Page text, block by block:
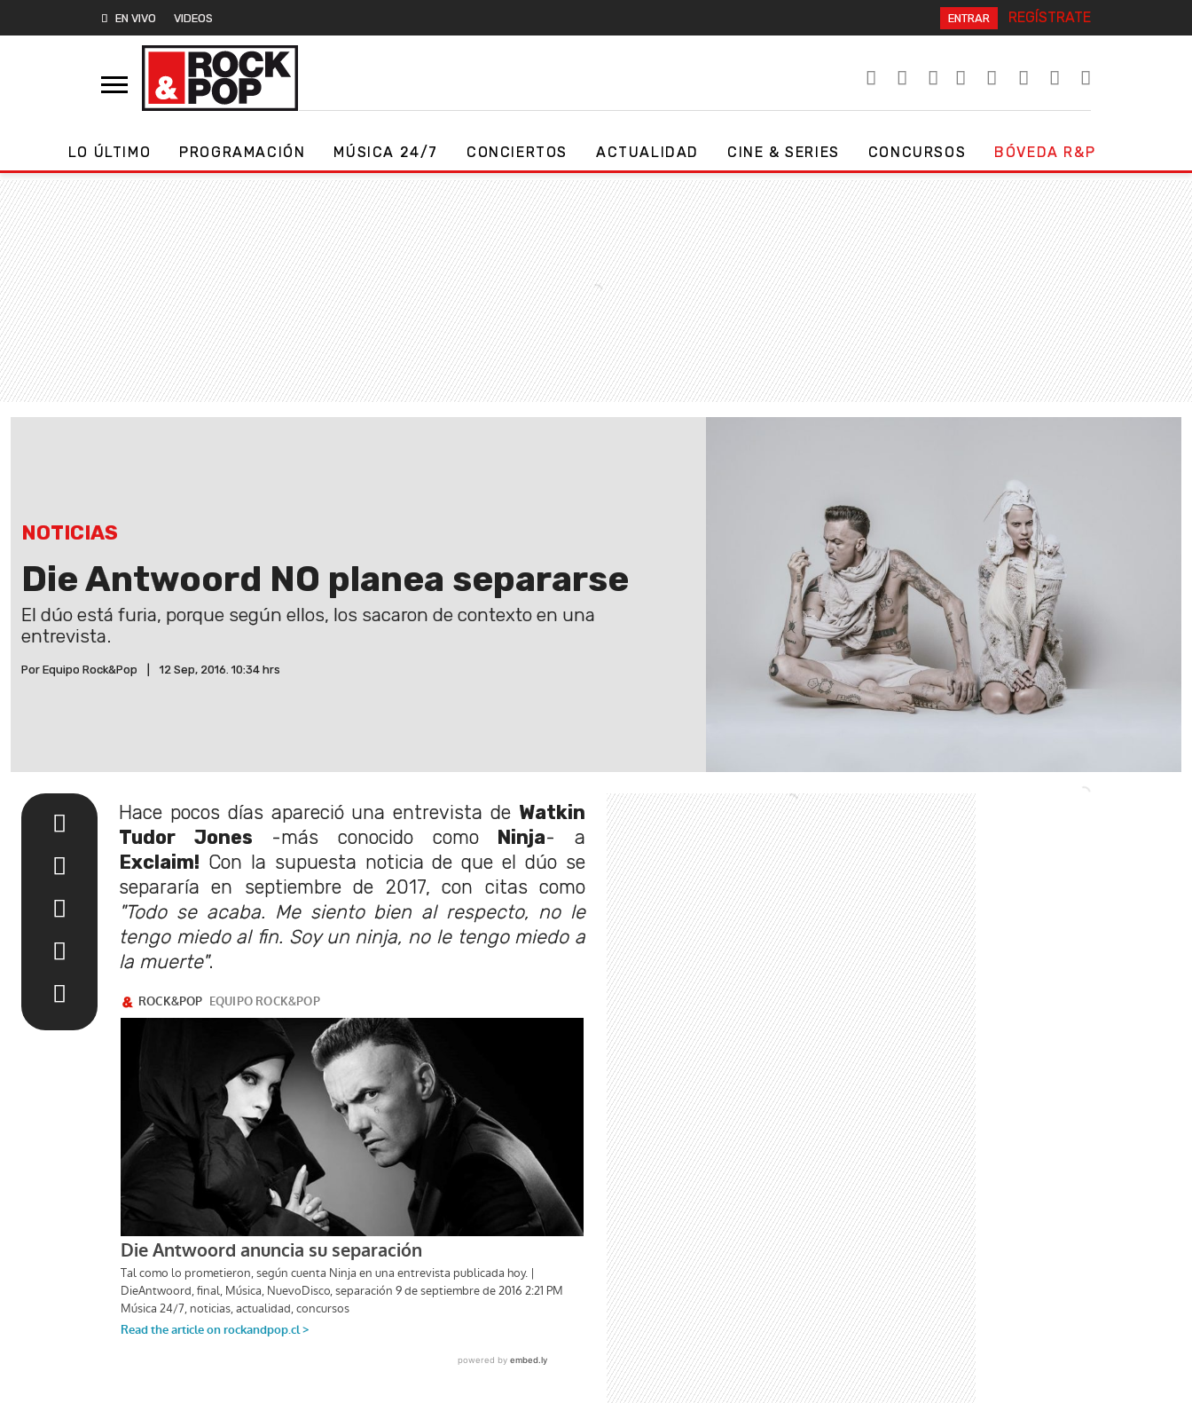
EN VIVO VIDEOS ENTRAR REGÍSTRATE
LO ÚLTIMO PROGRAMACIÓN MÚSICA 24/7 CONCIERTOS ACTUALIDAD CINE & SERIES CONCURSOS BÓVEDA R&P
NOTICIAS
Die Antwoord NO planea separarse
El dúo está furia, porque según ellos, los sacaron de contexto en una
entrevista.
Por Equipo Rock&Pop 12 Sep, 2016. 10:34 hrs
Hace pocos días apareció una entrevista de Watkin
Tudor Jones -más conocido comoNinja- a
Exclaim! Con la supuesta noticia de que el dúo se
separaría en septiembre de 2017, con citas como
"Todo se acaba. Me siento bien al respecto, no le
tengo miedo al fin. Soy un ninja, no le tengo miedo a
la muerte".